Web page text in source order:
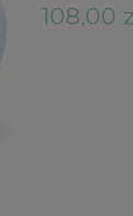
108,00